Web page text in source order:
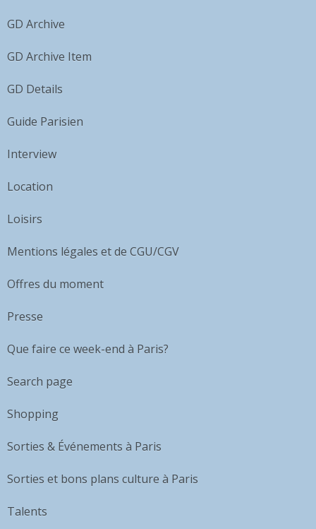
GD Archive
GD Archive Item
GD Details
Guide Parisien
Interview
Location
Loisirs
Mentions légales et de CGU/CGV
Offres du moment
Presse
Que faire ce week-end à Paris?
Search page
Shopping
Sorties & Événements à Paris
Sorties et bons plans culture à Paris
Talents